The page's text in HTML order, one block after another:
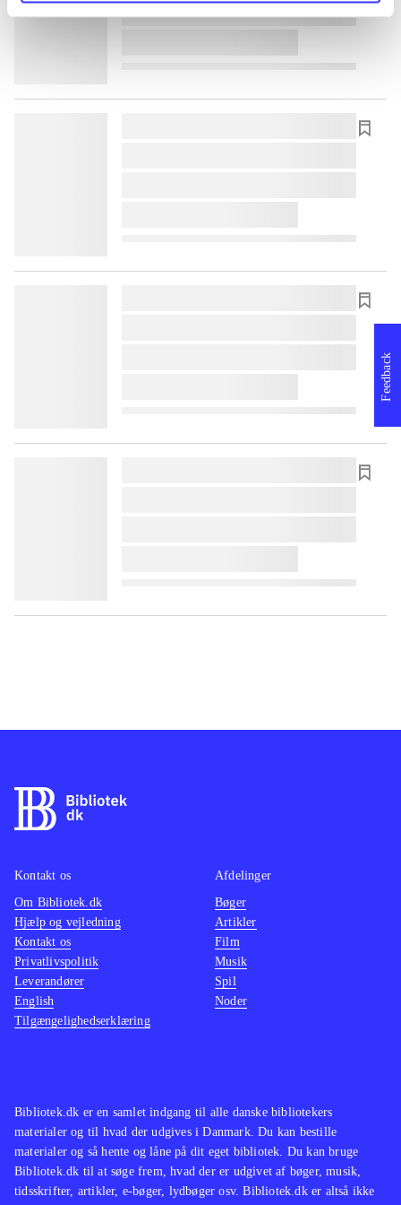
lorem ipsum dolor sit amet ...
lorem ipsum dolor sit amet ...
lorem ipsum dolor sit amet ...
lorem ipsum dolor sit amet ...
lorem ipsum dolor sit amet ...
lorem ipsum dolor sit amet ...
lorem ipsum dolor sit amet ...
Feedback
Bibliotek.dk er en samlet indgang til alle danske bibliotekers
materialer og til hvad der udgives i Danmark. Du kan bestille
materialer og så hente og låne på dit eget bibliotek. Du kan bruge
Bibliotek.dk til at søge frem, hvad der er udgivet af bøger, musik,
tidsskrifter, artikler, e-bøger, lydbøger osv. Bibliotek.dk er altså ikke
Kontakt os
Om Bibliotek.dk
Hjælp og vejledning
Kontakt os
Privatlivspolitik
Leverandører
English
Tilgængelighedserklæring
Afdelinger
Bøger
Artikler
Film
Musik
Spil
Noder